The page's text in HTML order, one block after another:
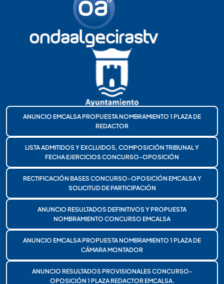
ANUNCIO EMCALSA PROPUESTA NOMBRAMIENTO 1 PLAZA DE
REDACTOR
LISTA ADMITIDOS Y EXCLUIDOS, COMPOSICIÓN TRIBUNAL Y
FECHA EJERCICIOS CONCURSO-OPOSICIÓN
RECTIFICACIÓN BASES CONCURSO-OPOSICIÓN EMCALSA Y
SOLICITUD DE PARTICIPACIÓN
ANUNCIO RESULTADOS DEFINITIVOS Y PROPUESTA
NOMBRAMIENTO CONCURSO EMCALSA
ANUNCIO EMCALSA PROPUESTA NOMBRAMIENTO 1 PLAZA DE
CÁMARA MONTADOR
ANUNCIO RESULTADOS PROVISIONALES CONCURSO-
OPOSICIÓN 1 PLAZA REDACTOR EMCALSA.